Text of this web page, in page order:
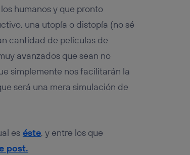
humanos y que pronto
una utopía o distopía (no sé
cantidad de películas de
avanzados que sean no
simplemente nos facilitarán la
será una mera simulación de
es éste, y entre los que
post.